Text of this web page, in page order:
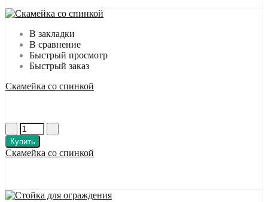
В закладки
В сравнение
Быстрый просмотр
Быстрый заказ
Скамейка со спинкой
Купить
Скамейка со спинкой